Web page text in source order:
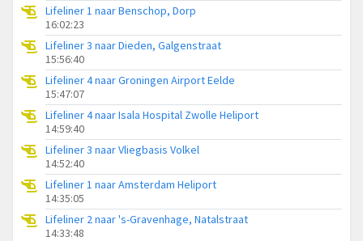
Lifeliner 1 naar Benschop, Dorp
16:02:23
Lifeliner 3 naar Dieden, Galgenstraat
15:56:40
Lifeliner 4 naar Groningen Airport Eelde
15:47:07
Lifeliner 4 naar Isala Hospital Zwolle Heliport
14:59:40
Lifeliner 3 naar Vliegbasis Volkel
14:52:40
Lifeliner 1 naar Amsterdam Heliport
14:35:05
Lifeliner 2 naar 's-Gravenhage, Natalstraat
14:33:48